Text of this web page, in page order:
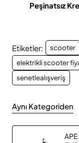
Peşinatsız
Etiketler: scooter
elektrikli scooter
senetlealışveriş
Aynı Kategoriden